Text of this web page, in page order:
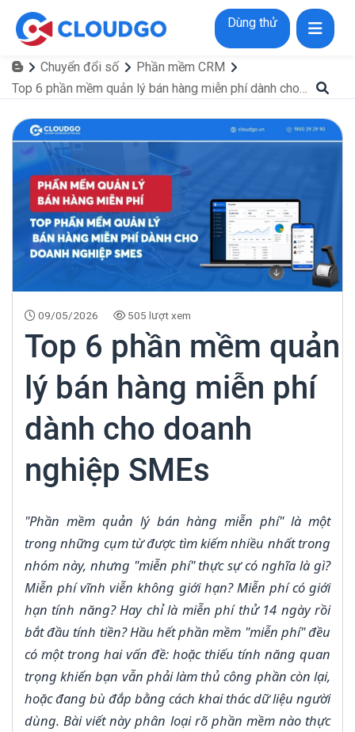
Dùng thử
Chuyển đổi số
Phần mềm CRM
Top 6 phần mềm quản lý bán hàng miễn phí dành cho doanh nghiệp SMEs
09/05/2026 505 lượt xem
Top 6 phần mềm quản
lý bán hàng miễn phí
dành cho doanh
nghiệp SMEs
"Phần mềm quản lý bán hàng miễn phí" là một
trong những cụm từ được tìm kiếm nhiều nhất trong
nhóm này, nhưng "miễn phí" thực sự có nghĩa là gì?
Miễn phí vĩnh viễn không giới hạn? Miễn phí có giới
hạn tính năng? Hay chỉ là miễn phí thử 14 ngày rồi
bắt đầu tính tiền? Hầu hết phần mềm "miễn phí" đều
có một trong hai vấn đề: hoặc thiếu tính năng quan
trọng khiến bạn vẫn phải làm thủ công phần còn lại,
hoặc đang bù đắp bằng cách khai thác dữ liệu người
dùng. Bài viết này phân loại rõ phần mềm nào thực